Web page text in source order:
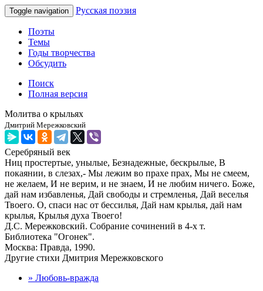
Toggle navigation Русская поэзия
Поэты
Темы
Годы творчества
Обсудить
Поиск
Полная версия
Молитва о крыльях
Дмитрий Мережковский
Серебряный век
Ниц простертые, унылые, Безнадежные, бескрылые, В
покаянии, в слезах,- Мы лежим во прахе прах, Мы не смеем,
не желаем, И не верим, и не знаем, И не любим ничего. Боже,
дай нам избавленья, Дай свободы и стремленья, Дай веселья
Твоего. О, спаси нас от бессилья, Дай нам крылья, дай нам
крылья, Крылья духа Твоего!
Д.С. Мережковский. Собрание сочинений в 4-х т.
Библиотека "Огонек".
Москва: Правда, 1990.
Другие стихи Дмитрия Мережковского
» Любовь-вражда